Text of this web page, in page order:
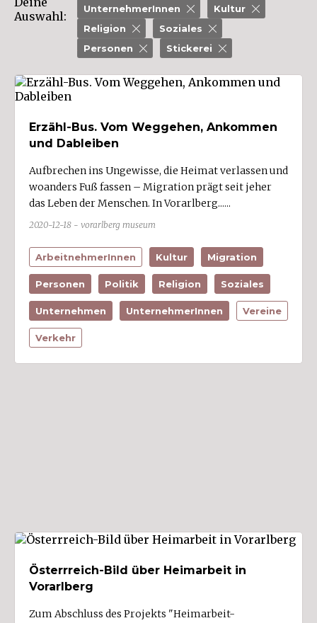
Sport (13)
Unternehmen (78)
Vereine (7)
Verwaltung (9)
Wirtschaftszweige
Bau/Baustoffe (3)
Bildung/Wissenschaft (2)
Energie- und Wasserversorgung (5)
Fahrzeuge (3)
Finanzen/Versicherungen
Holzverarbeitung
Kunst/Kultur
Kunststoff/Chemie
Land- und Forstwirtschaft (1)
Auswahl:
UnternehmerInnen
Kultur
Religion
Soziales
Personen
Stickerei
Erzähl-Bus. Vom Weggehen, Ankommen
und Dableiben
Aufbrechen ins Ungewisse, die Heimat verlassen und
woanders Fuß fassen – Migration prägt seit jeher
das Leben der Menschen. In Vorarlberg......
2020-12-18 - vorarlberg museum
ArbeitnehmerInnen Kultur Migration
Personen Politik Religion Soziales
Unternehmen UnternehmerInnen Vereine
Verkehr
Österrreich-Bild über Heimarbeit in
Vorarlberg
Zum Abschluss des Projekts "Heimarbeit-